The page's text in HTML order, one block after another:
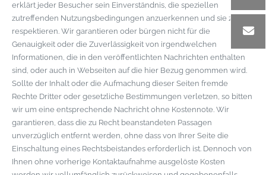
erklärt jeder Besucher sein Einverständnis, die speziellen
zutreffenden Nutzungsbedingungen anzuerkennen und sie zu
respektieren. Wir garantieren oder bürgen nicht für die
Genauigkeit oder die Zuverlässigkeit von irgendwelchen
Informationen, die in den veröffentlichten Nachrichten enthalten
sind, oder auch in Webseiten auf die hier Bezug genommen wird.
Sollte der Inhalt oder die Aufmachung dieser Seiten fremde
Rechte Dritter oder gesetzliche Bestimmungen verletzen, so bitten
wir um eine entsprechende Nachricht ohne Kostennote. Wir
garantieren, dass die zu Recht beanstandeten Passagen
unverzüglich entfernt werden, ohne dass von Ihrer Seite die
Einschaltung eines Rechtsbeistandes erforderlich ist. Dennoch von
Ihnen ohne vorherige Kontaktaufnahme ausgelöste Kosten